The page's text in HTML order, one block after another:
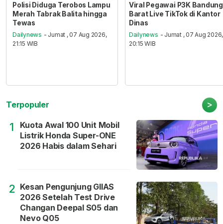
Polisi Diduga Terobos Lampu
Merah Tabrak Balita hingga
Tewas
Dailynews - Jumat , 07 Aug 2026,
21:15 WIB
Viral Pegawai P3K Bandung
Barat Live TikTok di Kantor
Dinas
Dailynews - Jumat , 07 Aug 2026,
20:15 WIB
Terpopuler >
1
Kuota Awal 100 Unit Mobil
Listrik Honda Super-ONE
2026 Habis dalam Sehari
2 Kesan Pengunjung GIIAS
2026 Setelah Test Drive
Changan Deepal S05 dan
Nevo Q05